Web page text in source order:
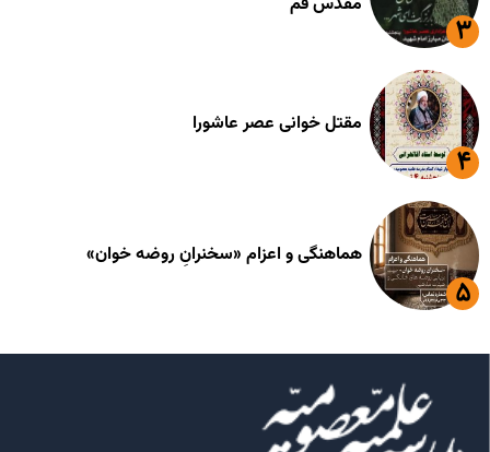
مقتل خوانی عصر عاشورا
هماهنگی و اعزام «سخنرانِ روضه خوان»